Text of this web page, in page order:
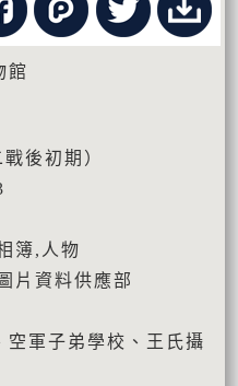
館
後初期）
簿,人物
片資料供應部
空軍子弟學校、王氏攝